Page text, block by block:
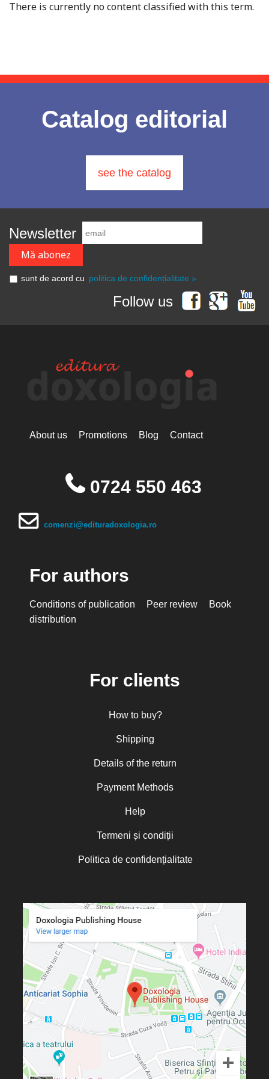
There is currently no content classified with this term.
Catalog editorial
see the catalog
Newsletter
sunt de acord cu politica de confidențialitate »
Follow us
About us Promotions Blog Contact
0724 550 463
comenzi@edituradoxologia.ro
For authors
Conditions of publication Peer review
Book
distribution
For clients
How to buy?
Shipping
Details of the return
Payment Methods
Help
Termeni și condiții
Politica de confidențialitate